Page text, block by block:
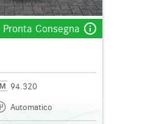
Pronta Consegna info_outline
94.320
Automatico